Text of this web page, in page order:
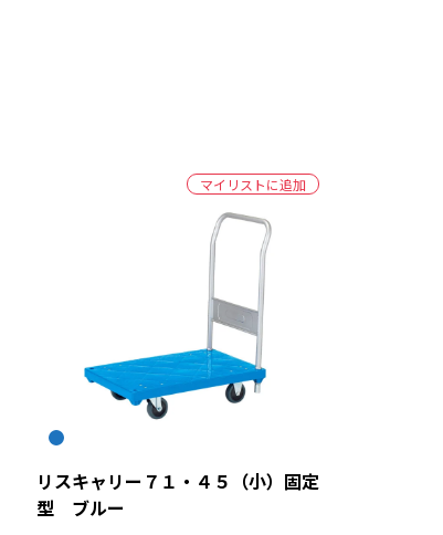
マイリストに追加
リスキャリー７１・４５（小）固定
型 ブルー